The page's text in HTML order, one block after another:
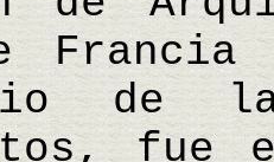
de
fue